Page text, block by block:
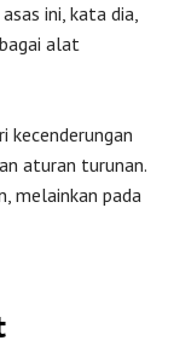
ini, kata dia,
alat
kecenderungan
aturan turunan.
melainkan pada